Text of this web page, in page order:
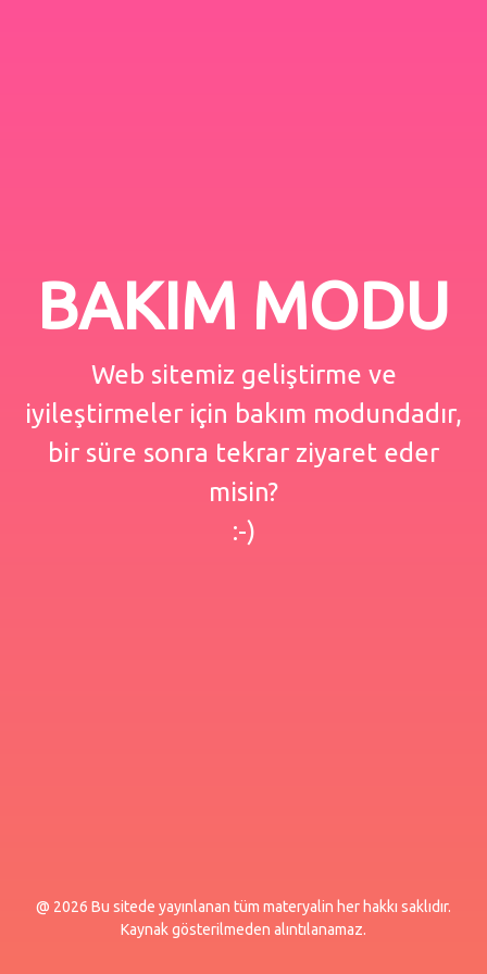
BAKIM MODU
Web sitemiz geliştirme ve
iyileştirmeler için bakım modundadır,
bir süre sonra tekrar ziyaret eder
misin?
:-)
@ 2026 Bu sitede yayınlanan tüm materyalin her hakkı saklıdır.
Kaynak gösterilmeden alıntılanamaz.